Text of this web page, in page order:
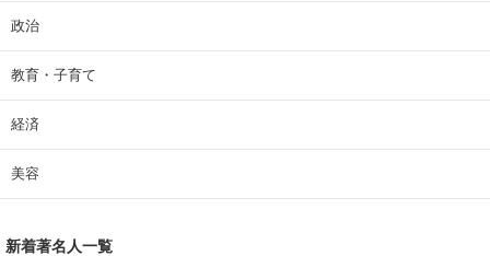
政治
教育・子育て
経済
美容
新着著名人一覧